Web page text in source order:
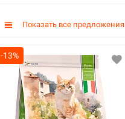
Показать все предложения
-13%